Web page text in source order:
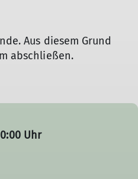
Aus diesem Grund
abschließen.
Uhr